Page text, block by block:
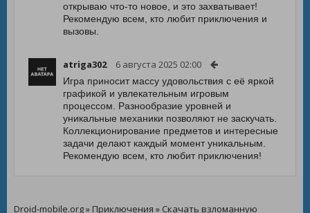
открываю что-то новое, и это захватывает!
Рекомендую всем, кто любит приключения и
вызовы.
atriga302 6 августа 2025 02:00
Игра приносит массу удовольствия с её яркой
графикой и увлекательным игровым
процессом. Разнообразие уровней и
уникальные механики позволяют не заскучать.
Коллекционирование предметов и интересные
задачи делают каждый момент уникальным.
Рекомендую всем, кто любит приключения!
Droid-mobile.org» Приключения » Скачать взломанную